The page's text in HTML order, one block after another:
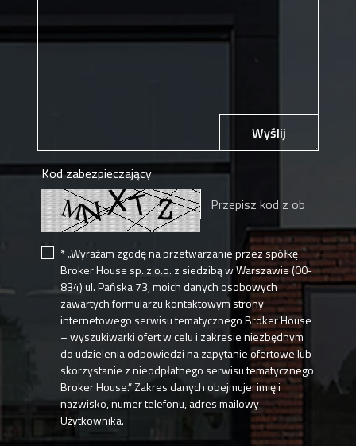
Wyślij
Kod zabezpieczający
* „Wyrażam zgodę na przetwarzanie przez spółkę
Broker House sp. z o.o. z siedzibą w Warszawie (00-
834) ul. Pańska 73, moich danych osobowych
zawartych formularzu kontaktowym strony
internetowego serwisu tematycznego Broker House
– wyszukiwarki ofert w celu i zakresie niezbędnym
do udzielenia odpowiedzi na zapytanie ofertowe lub
skorzystanie z nieodpłatnego serwisu tematycznego
Broker House.” Zakres danych obejmuje: imię i
nazwisko, numer telefonu, adres mailowy
Użytkownika.